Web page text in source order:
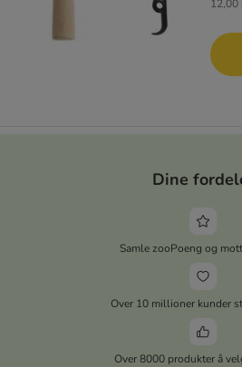
12,00
Dine
Samle zooPoeng og
Over 10 millioner kunder
Over 8000 produkter å